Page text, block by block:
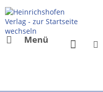
Menü